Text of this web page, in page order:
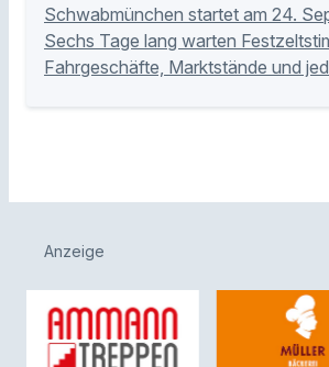
Schwabmünchen startet am 24.
Sechs Tage lang warten
Fahrgeschäfte, Marktstände und
Anzeige